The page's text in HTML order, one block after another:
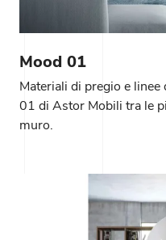
Mood 01
Materiali di pregio e
01 di Astor Mobili tra le
muro.